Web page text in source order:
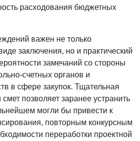
расходования бюджетных
важен не только
заключения, но и практический
замечаний со стороны
счетных органов и
в сфере закупок. Тщательная
позволяет заранее устранить
могли бы привести к
повторным конкурсным
переработки проектной